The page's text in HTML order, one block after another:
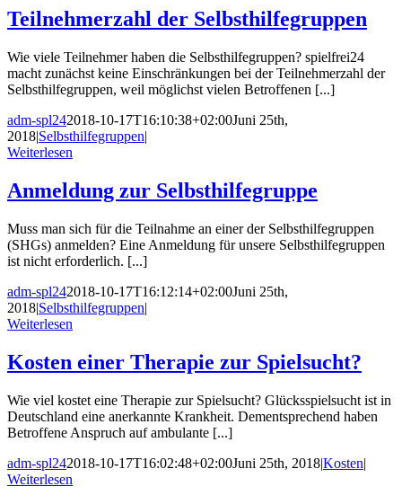
Teilnehmerzahl der Selbsthilfegruppen
Wie viele Teilnehmer haben die Selbsthilfegruppen? spielfrei24
macht zunächst keine Einschränkungen bei der Teilnehmerzahl der
Selbsthilfegruppen, weil möglichst vielen Betroffenen [...]
adm-spl242018-10-17T16:10:38+02:00Juni 25th,
2018|Selbsthilfegruppen|
Weiterlesen
Anmeldung zur Selbsthilfegruppe
Muss man sich für die Teilnahme an einer der Selbsthilfegruppen
(SHGs) anmelden? Eine Anmeldung für unsere Selbsthilfegruppen
ist nicht erforderlich. [...]
adm-spl242018-10-17T16:12:14+02:00Juni 25th,
2018|Selbsthilfegruppen|
Weiterlesen
Kosten einer Therapie zur Spielsucht?
Wie viel kostet eine Therapie zur Spielsucht? Glücksspielsucht ist in
Deutschland eine anerkannte Krankheit. Dementsprechend haben
Betroffene Anspruch auf ambulante [...]
adm-spl242018-10-17T16:02:48+02:00Juni 25th, 2018|Kosten|
Weiterlesen